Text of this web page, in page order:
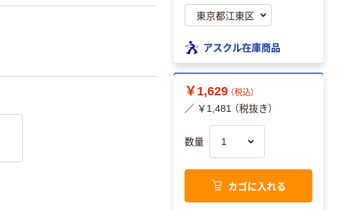
アスクル在庫商品
￥1,629 （税込）
／ ￥1,481 （税抜き）
数量
カゴに入れる